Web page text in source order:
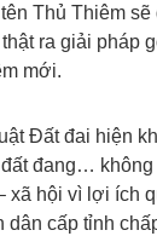
Thủ Thiêm
ra giải pháp
mới.
Đất đai hiện
đang…
xã hội vì lợi ích
cấp tỉnh